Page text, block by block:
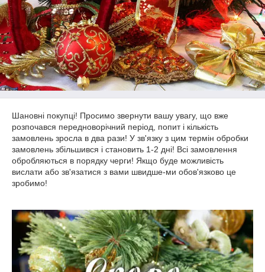
Шановні покупці! Просимо звернути вашу увагу, що вже
розпочався передноворічний період, попит і кількість
замовлень зросла в два рази! У зв'язку з цим термін обробки
замовлень збільшився і становить 1-2 дні! Всі замовлення
обробляються в порядку черги! Якщо буде можливість
вислати або зв'язатися з вами швидше-ми обов'язково це
зробимо!